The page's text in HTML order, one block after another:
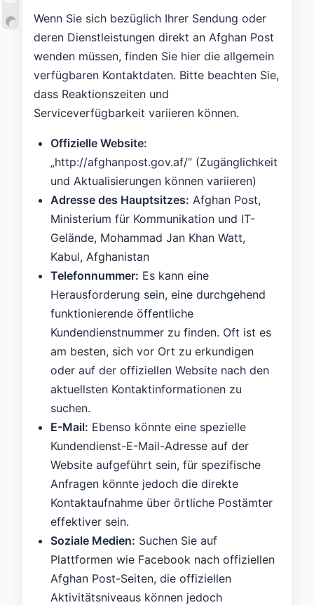
Wenn Sie sich bezüglich Ihrer Sendung oder
deren Dienstleistungen direkt an Afghan Post
wenden müssen, finden Sie hier die allgemein
verfügbaren Kontaktdaten. Bitte beachten Sie,
dass Reaktionszeiten und
Serviceverfügbarkeit variieren können.
Offizielle Website:
„http://afghanpost.gov.af/“ (Zugänglichkeit
und Aktualisierungen können variieren)
Adresse des Hauptsitzes: Afghan Post,
Ministerium für Kommunikation und IT-
Gelände, Mohammad Jan Khan Watt,
Kabul, Afghanistan
Telefonnummer: Es kann eine
Herausforderung sein, eine durchgehend
funktionierende öffentliche
Kundendienstnummer zu finden. Oft ist es
am besten, sich vor Ort zu erkundigen
oder auf der offiziellen Website nach den
aktuellsten Kontaktinformationen zu
suchen.
E-Mail: Ebenso könnte eine spezielle
Kundendienst-E-Mail-Adresse auf der
Website aufgeführt sein, für spezifische
Anfragen könnte jedoch die direkte
Kontaktaufnahme über örtliche Postämter
effektiver sein.
Soziale Medien: Suchen Sie auf
Plattformen wie Facebook nach offiziellen
Afghan Post-Seiten, die offiziellen
Aktivitätsniveaus können jedoch